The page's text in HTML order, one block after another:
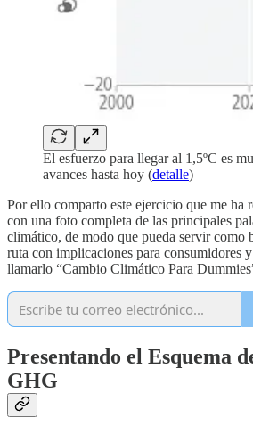
El esfuerzo para llegar al 1,5ºC es
avances hasta hoy (detalle)
Por ello comparto este ejercicio que me ha
con una foto completa de las principales
climático, de modo que pueda servir como
ruta con implicaciones para consumidores
llamarlo “Cambio Climático Para
Presentando el Esquema
GHG